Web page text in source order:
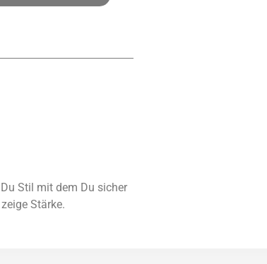
Stil mit dem Du sicher
Stärke.